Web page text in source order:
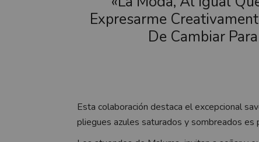
Expresarme
De Cambiar
Esta colaboración destaca el excepcional
pliegues azules saturados y sombreados es